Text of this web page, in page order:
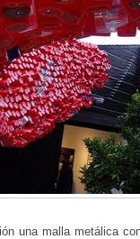
una malla metálica